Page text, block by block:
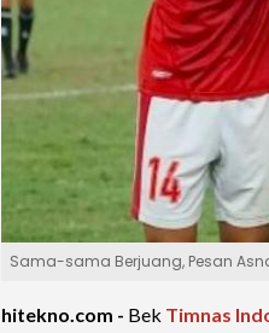
Sama-sama Berjuang, Pesan
hitekno.com - Bek Timnas